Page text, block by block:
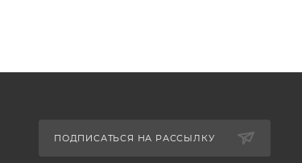
ПОДПИСАТЬСЯ НА РАССЫЛКУ